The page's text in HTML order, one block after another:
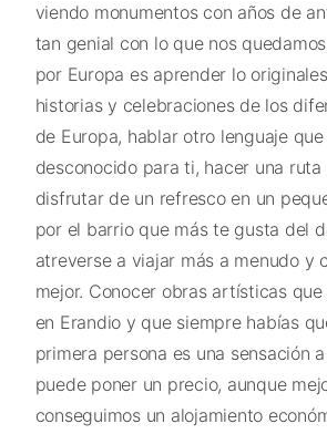
viendo monumentos con años de
tan genial con lo que nos
por Europa es aprender lo
historias y celebraciones de los
de Europa, hablar otro lenguaje
desconocido para ti, hacer una
disfrutar de un refresco en un
por el barrio que más te gusta del
atreverse a viajar más a menudo y
mejor. Conocer obras artísticas
en Erandio y que siempre habías
primera persona es una sensación
puede poner un precio, aunque
conseguimos un alojamiento